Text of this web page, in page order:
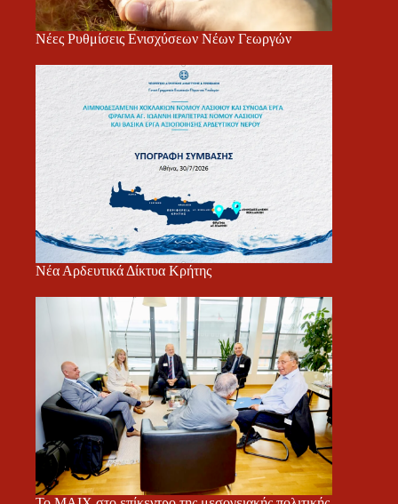
Νέες Ρυθμίσεις Ενισχύσεων Νέων Γεωργών
Νέα Αρδευτικά Δίκτυα Κρήτης